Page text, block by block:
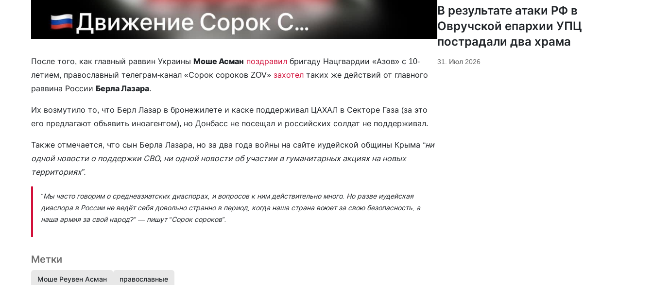
После того, как главный раввин Украины Моше Асман поздравил бригаду Нацгвардии «Азов» с 10-
летием, православный телеграм-канал «Сорок сороков ZOV» захотел таких же действий от главного
раввина России Берла Лазара.
Их возмутило то, что Берл Лазар в бронежилете и каске поддерживал ЦАХАЛ в Секторе Газа (за это
его предлагают объявить иноагентом), но Донбасс не посещал и российских солдат не поддерживал.
Также отмечается, что сын Берла Лазара, но за два года войны на сайте иудейской общины Крыма “ни
одной новости о поддержки СВО, ни одной новости об участии в гуманитарных акциях на новых
территориях”.
“Мы часто говорим о среднеазиатских диаспорах, и вопросов к ним действительно много. Но разве иудейская
диаспора в России не ведёт себя довольно странно в период, когда наша страна воюет за свою безопасность, а
наша армия за свой народ?” — пишут “Сорок сороков”.
Метки
Моше Реувен Асман православные
В результате атаки РФ в
Овручской епархии УПЦ
пострадали два храма
31. Июл 2026